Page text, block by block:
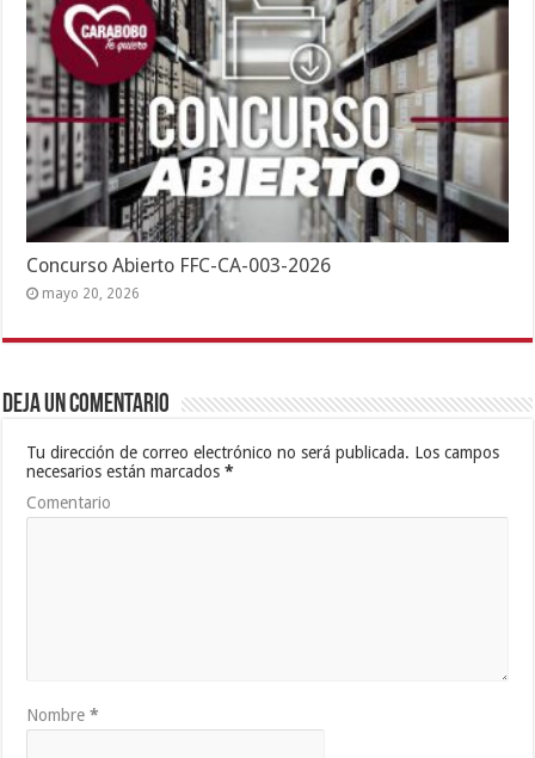
Concurso Abierto FFC-CA-003-2026
mayo 20, 2026
Deja un comentario
Tu dirección de correo electrónico no será publicada. Los campos
necesarios están marcados*
Comentario
Nombre*